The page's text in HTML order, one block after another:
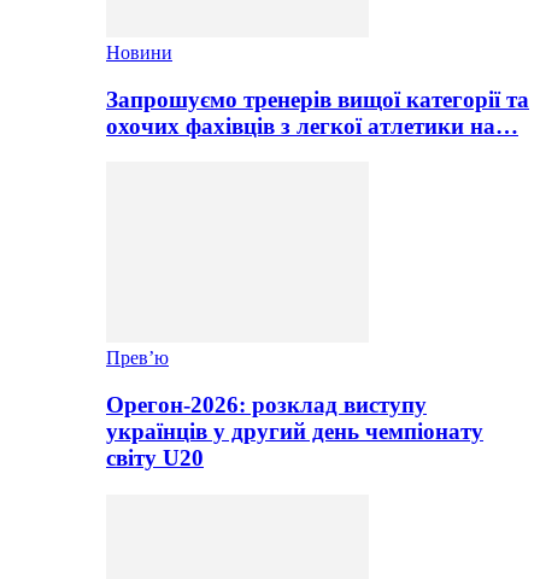
Новини
Запрошуємо тренерів вищої категорії та
охочих фахівців з легкої атлетики на…
Прев’ю
Орегон-2026: розклад виступу
українців у другий день чемпіонату
світу U20